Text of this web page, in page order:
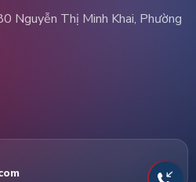
Nguyễn Thị Minh Khai, Phường